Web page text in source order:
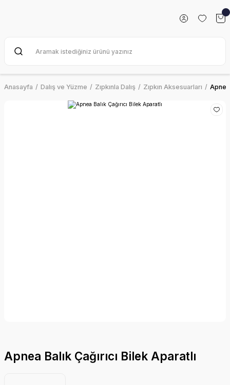
Anasayfa Dalış ve Yüzme Zıpkınla Dalış Zıpkın Aksesuarları Apnea
Apnea Balık Çağırıcı Bilek Aparatlı